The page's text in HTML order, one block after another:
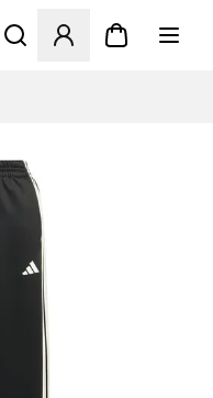
Öffnet ein neues Fenster